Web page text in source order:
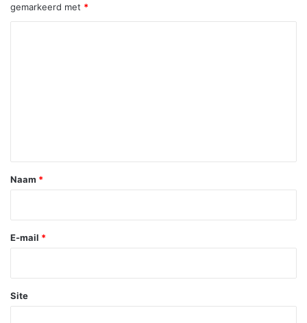
gemarkeerd met *
*
Naam *
E-mail *
Site